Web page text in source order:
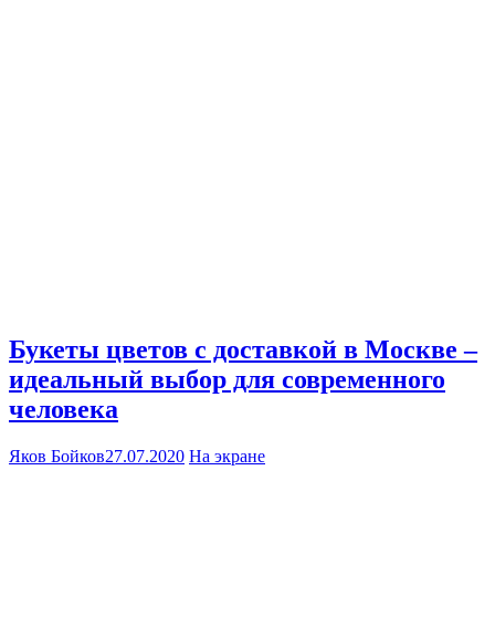
Букеты цветов с доставкой в Москве –
идеальный выбор для современного
человека
Яков Бойков27.07.2020 На экране